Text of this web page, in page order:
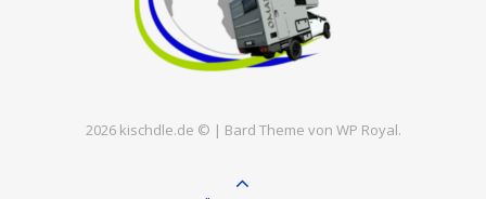
2026 kischdle.de © | Bard Theme von WP Royal.